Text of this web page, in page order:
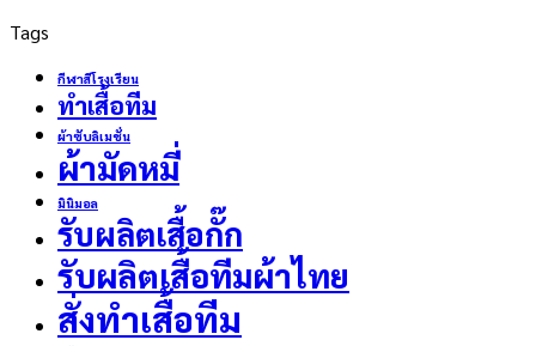
Tags
กีฬาสีโรงเรียน
ทำเสื้อทีม
ผ้าซับลิเมชั่น
ผ้ามัดหมี่
มินิมอล
รับผลิตเสื้อกั๊ก
รับผลิตเสื้อทีมผ้าไทย
สั่งทำเสื้อทีม